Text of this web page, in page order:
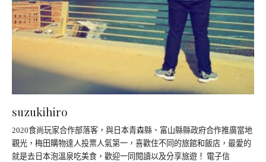
suzukihiro
2020食尚玩家合作部落客，與日本青森縣、富山縣縣政府合作推廣當地
觀光，梅田購物達人投票人氣第一，喜歡住不同的旅館和飯店，最愛的
就是去日本泡溫泉吃美食，歡迎一同閱讀以及分享旅遊！ 電子信